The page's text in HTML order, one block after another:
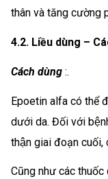
thân và tăng cường
4.2. Liều dùng –
Cách dùng :.
Epoetin alfa có thể
dưới da. Đối với
thận giai đoạn cuối,
Cũng như các